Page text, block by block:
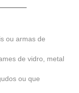
armas de
de vidro, metal
ou que